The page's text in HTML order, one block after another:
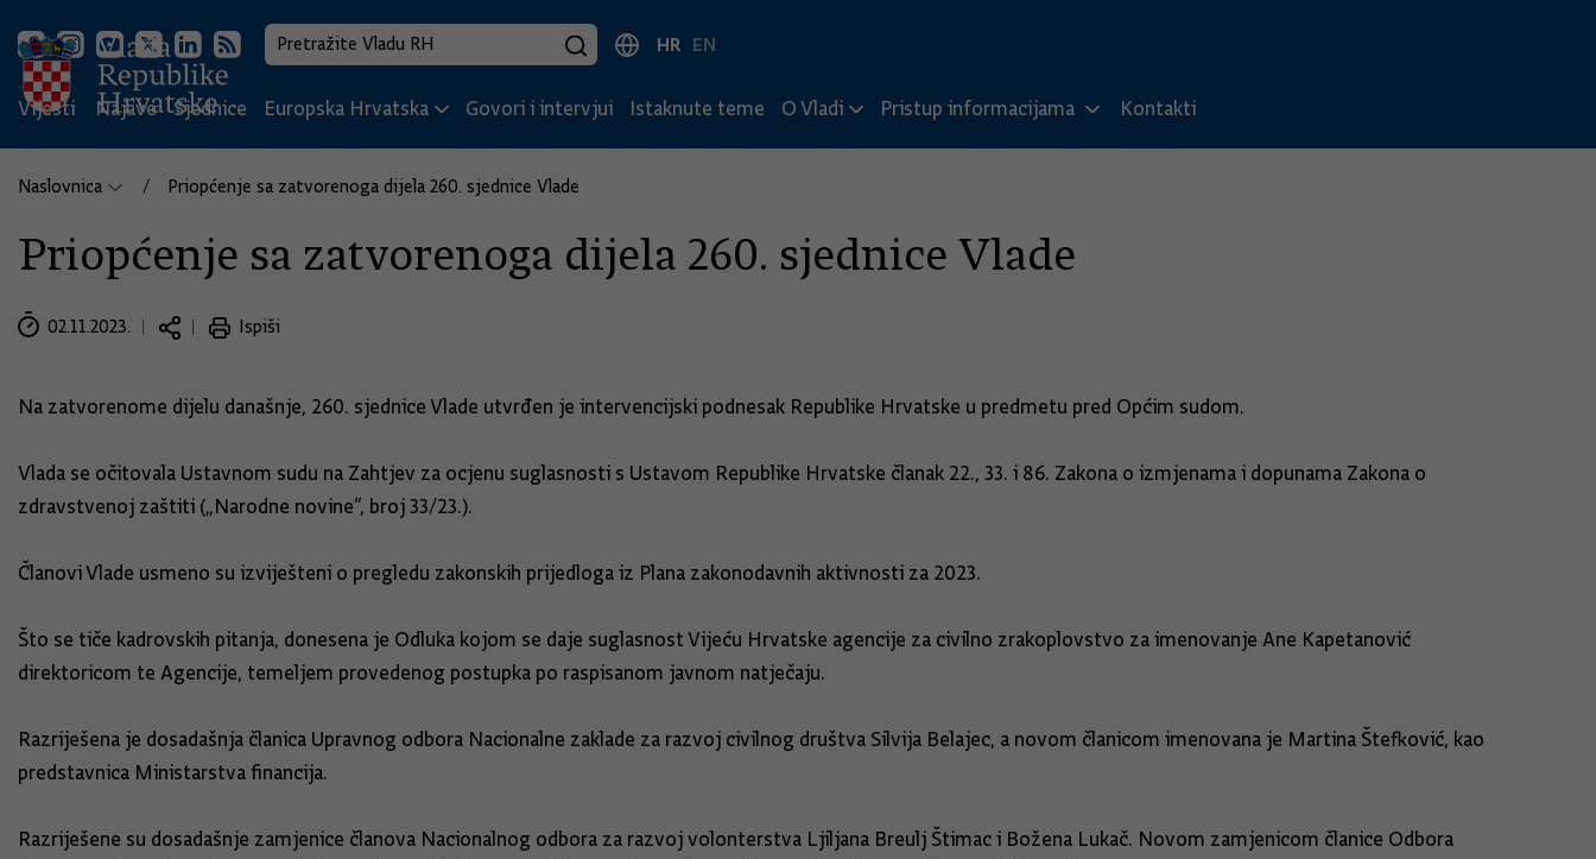
HR EN
Vijesti Najave Sjednice Europska Hrvatska Govori i intervjui Istaknute teme O Vladi Pristup informacijama Kontakti
Naslovnica Priopćenje sa zatvorenoga dijela 260. sjednice Vlade
Priopćenje sa zatvorenoga dijela 260. sjednice Vlade
02.11.2023. Ispiši
Na zatvorenome dijelu današnje, 260. sjednice Vlade utvrđen je intervencijski podnesak Republike Hrvatske u predmetu pred Općim sudom.
Vlada se očitovala Ustavnom sudu na Zahtjev za ocjenu suglasnosti s Ustavom Republike Hrvatske članak 22., 33. i 86. Zakona o izmjenama i dopunama Zakona o
zdravstvenoj zaštiti („Narodne novine“, broj 33/23.).
Članovi Vlade usmeno su izviješteni o pregledu zakonskih prijedloga iz Plana zakonodavnih aktivnosti za 2023.
Što se tiče kadrovskih pitanja, donesena je Odluka kojom se daje suglasnost Vijeću Hrvatske agencije za civilno zrakoplovstvo za imenovanje Ane Kapetanović
direktoricom te Agencije, temeljem provedenog postupka po raspisanom javnom natječaju.
Razriješena je dosadašnja članica Upravnog odbora Nacionalne zaklade za razvoj civilnog društva Silvija Belajec, a novom članicom imenovana je Martina Štefković, kao
predstavnica Ministarstva financija.
Razriješene su dosadašnje zamjenice članova Nacionalnog odbora za razvoj volonterstva Ljiljana Breulj Štimac i Božena Lukač. Novom zamjenicom članice Odbora